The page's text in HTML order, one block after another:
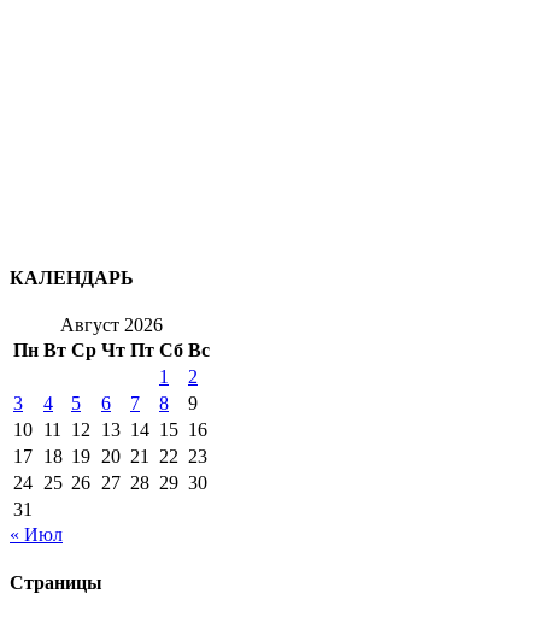
КАЛЕНДАРЬ
Август 2026
Пн Вт Ср Чт Пт Сб Вс
1
2
3
4 5 6 7 8
9
10 11 12 13 14 15 16
17 18 19 20 21 22 23
24 25 26 27 28 29 30
31
« Июл
Страницы